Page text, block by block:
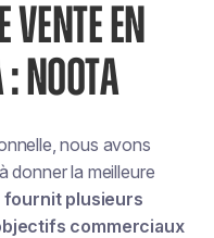
VENTE EN
NOOTA
nous avons
donner la meilleure
fournit plusieurs
commerciaux